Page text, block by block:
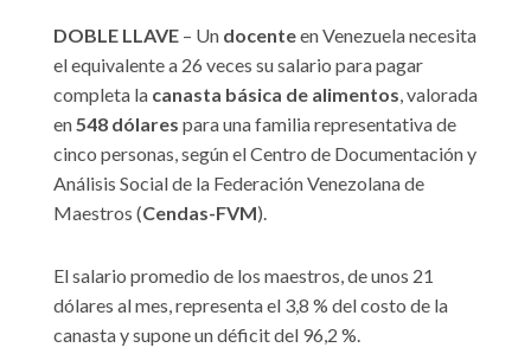
DOBLE LLAVE – Un docenteen Venezuela necesita
el equivalente a 26 veces su salario para pagar
completa la canasta básica de alimentos, valorada
en548 dólares para una familia representativa de
cinco personas, según el Centro de Documentación y
Análisis Social de la Federación Venezolana de
Maestros (Cendas-FVM).
El salario promedio de los maestros, de unos 21
dólares al mes, representa el 3,8 % del costo de la
canasta y supone un déficit del 96,2 %.